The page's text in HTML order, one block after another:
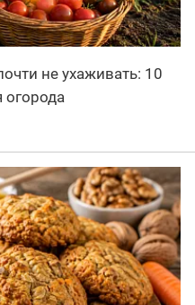
не ухаживать: 10
огорода